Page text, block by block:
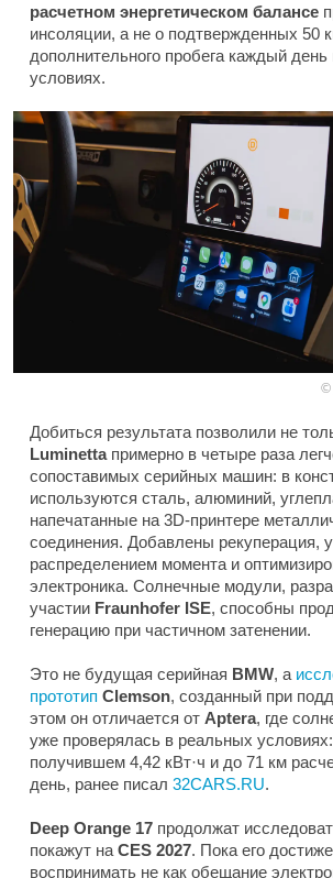
расчетном энергетическом балансе
инсоляции, а не о подтвержденных 50
дополнительного пробега каждый
условиях.
Добиться результата позволили не
Luminettaпримерно в четыре раза
сопоставимых серийных машин: в
используются сталь, алюминий,
напечатанные на 3D-принтере
соединения. Добавлены рекуперация,
распределением момента и
электроника. Солнечные модули,
участии Fraunhofer ISE, способны
генерацию при частичном затенении.
Это не будущая серийная BMW, а
прототип Clemson, созданный при
этом он отличается от Aptera, где
уже проверялась в реальных
получившем 4,42 кВт·ч и до 71 км
день, ранее писал 32CARS.RU.
Deep Orange 17 продолжат
покажут на CES 2027. Пока его
воспринимать не как обещание